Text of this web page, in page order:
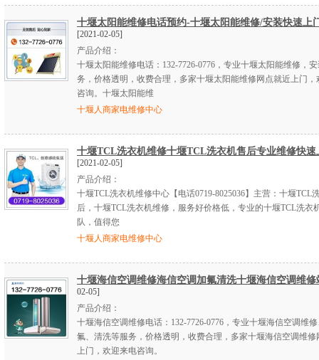
十堰太阳能维修电话预约-十堰太阳能维修/安装快速上
[2021-02-05]
产品介绍：
十堰太阳能维修电话：132-7726-0776，专业十堰太阳能维修，
务，价格透明，收费合理，多家十堰太阳能维修网点就近上门，
咨询。十堰太阳能维
十堰人商家电维修中心
十堰TCL洗衣机维修十堰TCL洗衣机售后专业维修快速
[2021-02-05]
产品介绍：
十堰TCL洗衣机维修中心【电话0719-8025036】主营：十堰TCL
后，十堰TCL洗衣机维修，服务好价格低，专业的十堰TCL洗衣
队，值得您
十堰人商家电维修中心
十堰海信空调维修海信空调加氟清洗十堰海信空调维修
02-05]
产品介绍：
十堰海信空调维修电话：132-7726-0776，专业十堰海信空调维
氟、清洗等服务，价格透明，收费合理，多家十堰海信空调维修
上门，欢迎来电咨询。